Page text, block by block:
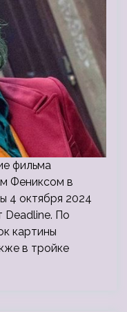
фильма
Фениксом в
4 октября 2024
Deadline. По
картины
в тройке